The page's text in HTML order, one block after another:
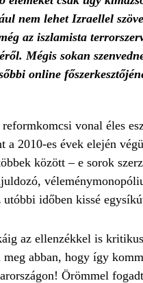
nem lehet Izraellel
az iszlamista
Mégis sokan
online
vonal éles
a 2010-es évek elején
között – e sorok
utóbbi időben kissé
az ellenzékkel is
meg abban, hogy így
Örömmel